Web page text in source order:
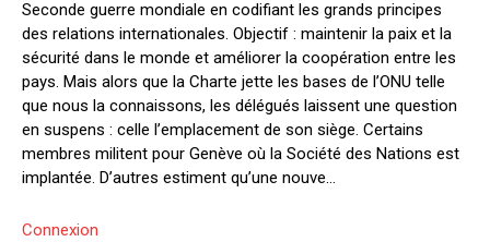
Seconde guerre mondiale en codifiant les grands principes
des relations internationales. Objectif : maintenir la paix et la
sécurité dans le monde et améliorer la coopération entre les
pays. Mais alors que la Charte jette les bases de l’ONU telle
que nous la connaissons, les délégués laissent une question
en suspens : celle l’emplacement de son siège. Certains
membres militent pour Genève où la Société des Nations est
implantée. D’autres estiment qu’une nouve...
Connexion